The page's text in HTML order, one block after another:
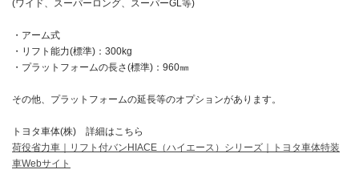
(ワイド、スーパーロング、スーパーGL等)
・アーム式
・リフト能力(標準)：300kg
・プラットフォームの長さ(標準)：960㎜
その他、プラットフォームの延長等のオプションがあります。
トヨタ車体(株) 詳細はこちら
荷役省力車｜リフト付バンHIACE（ハイエース）シリーズ｜トヨタ車体特装
車Webサイト